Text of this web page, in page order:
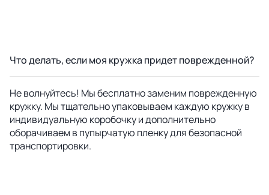
Что делать, если моя кружка придет поврежденной?
Не волнуйтесь! Мы бесплатно заменим поврежденную
кружку. Мы тщательно упаковываем каждую кружку в
индивидуальную коробочку и дополнительно
оборачиваем в пупырчатую пленку для безопасной
транспортировки.